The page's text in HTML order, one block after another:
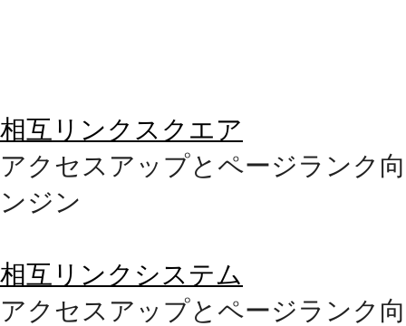
相互リンクスクエア
アクセスアップとページランク
ンジン
相互リンクシステム
アクセスアップとページランク